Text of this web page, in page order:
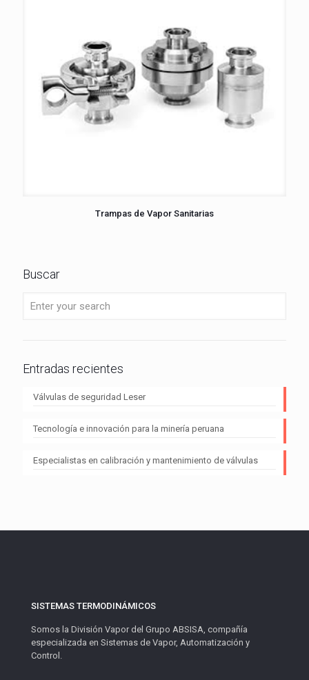
Trampas de Vapor Sanitarias
Buscar
Entradas recientes
Válvulas de seguridad Leser
Tecnología e innovación para la minería peruana
Especialistas en calibración y mantenimiento de válvulas
SISTEMAS TERMODINÁMICOS
Somos la División Vapor del Grupo ABSISA, compañía
especializada en Sistemas de Vapor, Automatización y
Control.